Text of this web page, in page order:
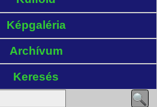
Képgaléria
Archívum
Keresés